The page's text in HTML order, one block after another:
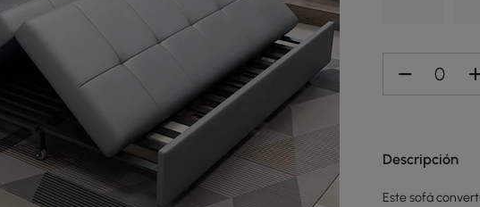
Descripción
Este sofá